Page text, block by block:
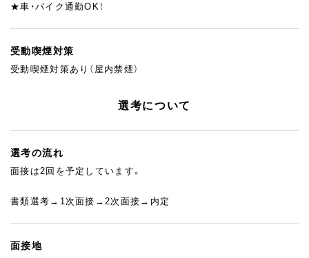
★車・バイク通勤OK！
受動喫煙対策
受動喫煙対策あり（屋内禁煙）
選考について
選考の流れ
面接は2回を予定しています。
書類選考→1次面接→2次面接→内定
面接地